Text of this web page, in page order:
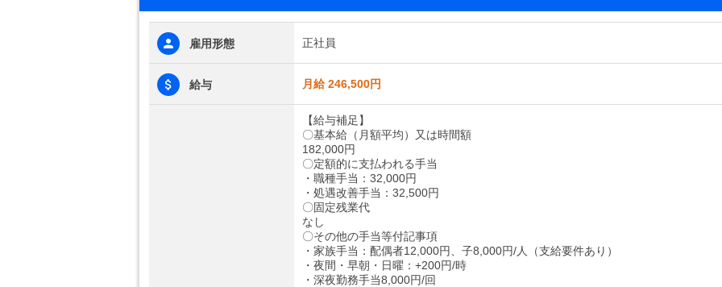
雇用形態 正社員
給与 月給 246,500円
【給与補足】
〇基本給（月額平均）又は時間額
182,000円
〇定額的に支払われる手当
・職種手当：32,000円
・処遇改善手当：32,500円
〇固定残業代
なし
〇その他の手当等付記事項
・家族手当：配偶者12,000円、子8,000円/人（支給要件あり）
・夜間・早朝・日曜：+200円/時
・深夜勤務手当8,000円/回